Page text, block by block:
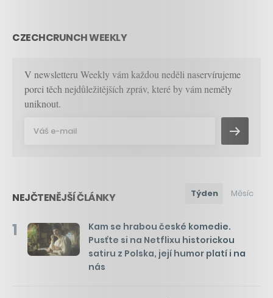
CZECHCRUNCH WEEKLY
V newsletteru Weekly vám každou neděli naservírujeme
porci těch nejdůležitějších zpráv, které by vám neměly
uniknout.
NEJČTENĚJŠÍ ČLÁNKY Týden Měsíc
1
Kam se hrabou české komedie.
Pusťte si na Netflixu historickou
satiru z Polska, její humor platí i na
nás